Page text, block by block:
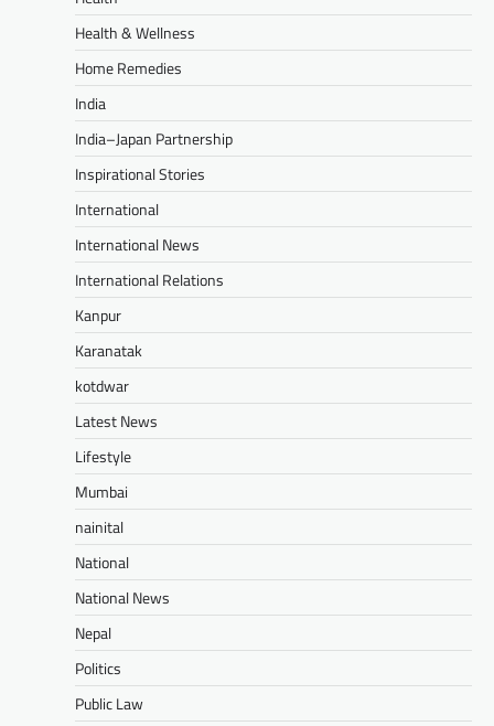
Health & Wellness
Home Remedies
India
India–Japan Partnership
Inspirational Stories
International
International News
International Relations
Kanpur
Karanatak
kotdwar
Latest News
Lifestyle
Mumbai
nainital
National
National News
Nepal
Politics
Public Law